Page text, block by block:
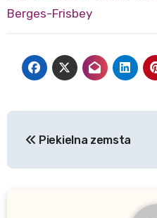
Berges-Frisbey
Piekielna zemsta